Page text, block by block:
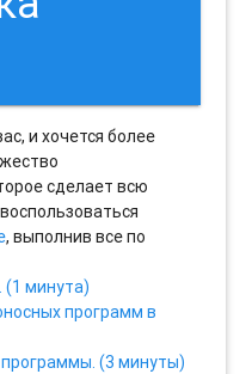
и хочется более
сделает всю
, выполнив все по
(1 минута)
программ в
(3 минуты)